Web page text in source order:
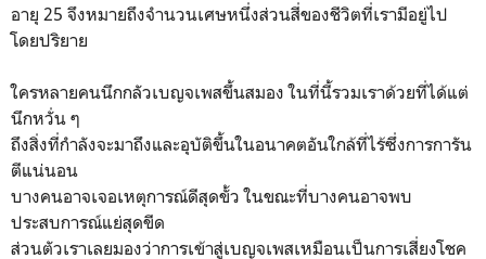
อายุ 25 จึงหมายถึงจำนวนเศษหนึ่งส่วนสี่ของชีวิตที่เรามีอยู่ไป
โดยปริยาย
ใครหลายคนนึกกลัวเบญจเพสขึ้นสมอง ในที่นี้รวมเราด้วยที่ได้แต่
นึกหวั่น ๆ
ถึงสิ่งที่กำลังจะมาถึงและอุบัติขึ้นในอนาคตอันใกล้ที่ไร้ซึ่งการการัน
ตีแน่นอน
บางคนอาจเจอเหตุการณ์ดีสุดขั้ว ในขณะที่บางคนอาจพบ
ประสบการณ์แย่สุดขีด
ส่วนตัวเราเลยมองว่าการเข้าสู่เบญจเพสเหมือนเป็นการเสี่ยงโชค